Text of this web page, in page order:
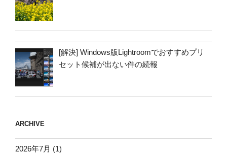
[解決] Windows版Lightroomでおすすめプリ
セット候補が出ない件の続報
ARCHIVE
2026年7月 (1)